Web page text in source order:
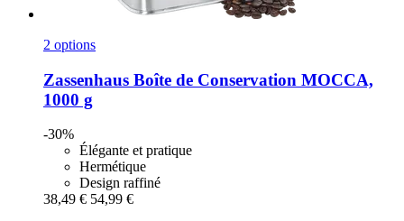
2 options
Zassenhaus Boîte de Conservation MOCCA,
1000 g
-30%
Élégante et pratique
Hermétique
Design raffiné
38,49 € 54,99 €